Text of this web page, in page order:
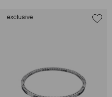
exclusive